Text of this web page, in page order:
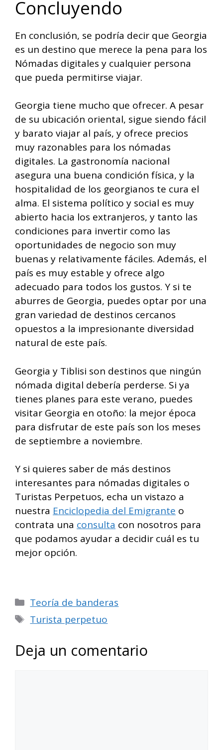
Concluyendo
En conclusión, se podría decir que Georgia
es un destino que merece la pena para los
Nómadas digitales y cualquier persona
que pueda permitirse viajar.
Georgia tiene mucho que ofrecer. A pesar
de su ubicación oriental, sigue siendo fácil
y barato viajar al país, y ofrece precios
muy razonables para los nómadas
digitales. La gastronomía nacional
asegura una buena condición física, y la
hospitalidad de los georgianos te cura el
alma. El sistema político y social es muy
abierto hacia los extranjeros, y tanto las
condiciones para invertir como las
oportunidades de negocio son muy
buenas y relativamente fáciles. Además, el
país es muy estable y ofrece algo
adecuado para todos los gustos. Y si te
aburres de Georgia, puedes optar por una
gran variedad de destinos cercanos
opuestos a la impresionante diversidad
natural de este país.
Georgia y Tiblisi son destinos que ningún
nómada digital debería perderse. Si ya
tienes planes para este verano, puedes
visitar Georgia en otoño: la mejor época
para disfrutar de este país son los meses
de septiembre a noviembre.
Y si quieres saber de más destinos
interesantes para nómadas digitales o
Turistas Perpetuos, echa un vistazo a
nuestra Enciclopedia del Emigrante o
contrata una consulta con nosotros para
que podamos ayudar a decidir cuál es tu
mejor opción.
Categorías
Teoría de banderas
Etiquetas
Turista perpetuo
Deja un comentario